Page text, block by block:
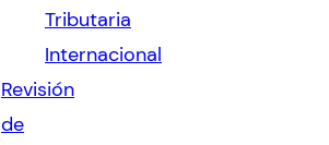
Tributaria
Internacional
Revisión
de